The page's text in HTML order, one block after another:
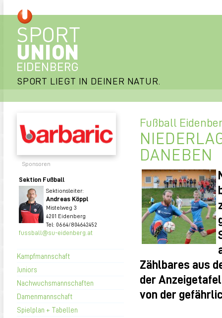
SPORT LIEGT IN DEINER NATUR.
Sponsoren
Sektion Fußball
Sektionsleiter:
Andreas Köppl
Mistelweg 3
4201 Eidenberg
Tel: 0664/804642452
fussball@su-eidenberg.at
Kampfmannschaft
Juniors
Nachwuchsmannschaften
Damenmannschaft
Spielplan + Tabellen
Fußball
DANEBEN
Zählbares aus
der
von der